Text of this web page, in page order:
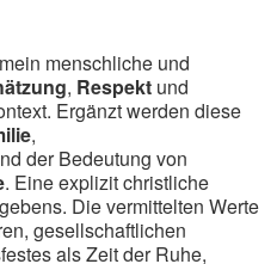
menschliche und
, Respekt und
Ergänzt werden diese
,
der Bedeutung von
. Eine explizit christliche
Die vermittelten Werte
gesellschaftlichen
als Zeit der Ruhe,